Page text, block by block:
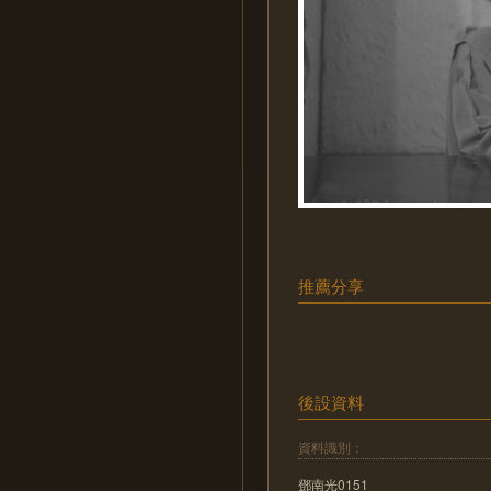
推薦分享
後設資料
資料識別：
鄧南光0151